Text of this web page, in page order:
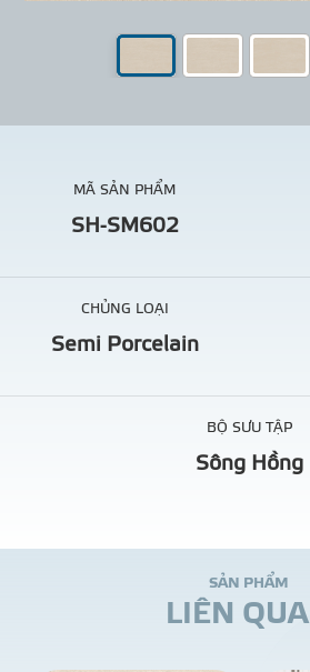
MÃ SẢN PHẨM
SH-SM602
CHỦNG LOẠI
Semi Porcelain
BỘ SƯU TẬP
Sông Hồng
SẢN PHẨM
LIÊN QUA